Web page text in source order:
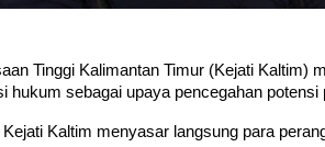
Tinggi Kalimantan Timur (Kejati Kaltim)
hukum sebagai upaya pencegahan
Kejati Kaltim menyasar langsung para